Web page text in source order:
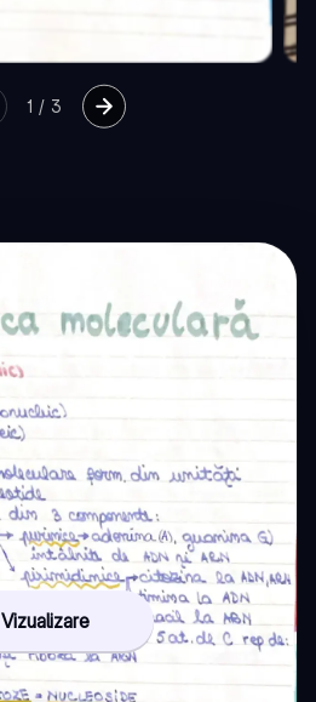
1 / 3
Vizualizare